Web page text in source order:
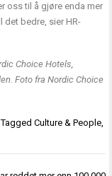
oss til å gjøre enda mer
det bedre, sier HR-
Choice Hotels,
Foto fra Nordic Choice
TaggedCulture & People,